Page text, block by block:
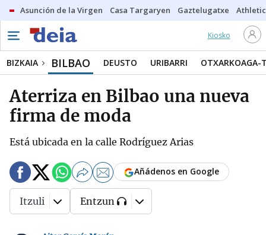
Asunción de la Virgen Casa Targaryen Gaztelugatxe Athletic
Kiosko
BIZKAIA BILBAO DEUSTO URIBARRI OTXARKOAGA-
Aterriza en Bilbao una nueva
firma de moda
Está ubicada en la calle Rodríguez Arias
Añádenos en Google
Itzuli Entzun